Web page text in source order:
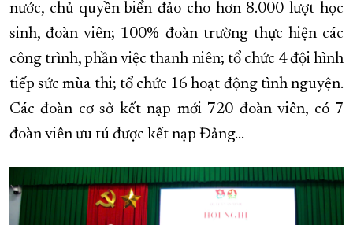
nước, chủ quyền biển đảo cho hơn 8.000 lượt học
sinh, đoàn viên; 100% đoàn trường thực hiện các
công trình, phần việc thanh niên; tổ chức 4 đội hình
tiếp sức mùa thi; tổ chức 16 hoạt động tình nguyện.
Các đoàn cơ sở kết nạp mới 720 đoàn viên, có 7
đoàn viên ưu tú được kết nạp Đảng…